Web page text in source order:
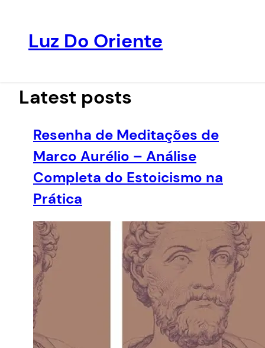
conteúdo
Luz Do Oriente
Latest posts
Resenha de Meditações de
Marco Aurélio – Análise
Completa do Estoicismo na
Prática